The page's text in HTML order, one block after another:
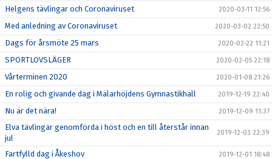
Helgens tävlingar och Coronaviruset 2020-03-11 12:56
Med anledning av Coronaviruset 2020-03-02 22:50
Dags för årsmöte 25 mars 2020-02-22 11:21
SPORTLOVSLÄGER 2020-02-05 22:18
Vårterminen 2020 2020-01-08 21:26
En rolig och givande dag i Mälarhöjdens Gymnastikhall 2019-12-19 22:40
Nu är det nära! 2019-12-09 11:37
Elva tävlingar genomförda i höst och en till återstår innan
jul
2019-12-03 22:39
Fartfylld dag i Åkeshov 2019-12-01 18:48